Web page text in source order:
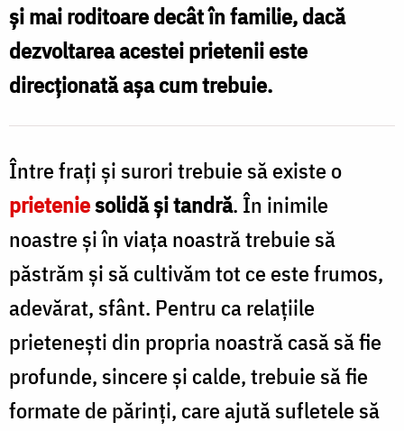
Foto:
Oana
Nechifor
şi mai roditoare decât în familie, dacă
dezvoltarea acestei prietenii este
direcţionată aşa cum trebuie.
Între fraţi şi surori trebuie să existe o
prieteniesolidă şi tandră. În inimile
noastre şi în viaţa noastră trebuie să
păstrăm şi să cultivăm tot ce este frumos,
adevărat, sfânt. Pentru ca relaţiile
prieteneşti din propria noastră casă să fie
profunde, sincere şi calde, trebuie să fie
formate de părinţi, care ajută sufletele să